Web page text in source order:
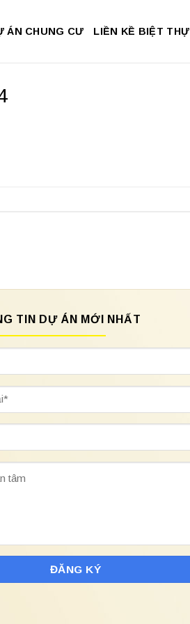
ÁN CHUNG CƯ LIỀN KỀ BIỆT THỰ
TIN DỰ ÁN MỚI NHẤT